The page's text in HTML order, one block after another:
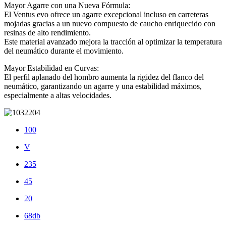
Mayor Agarre con una Nueva Fórmula:
El Ventus evo ofrece un agarre excepcional incluso en carreteras
mojadas gracias a un nuevo compuesto de caucho enriquecido con
resinas de alto rendimiento.
Este material avanzado mejora la tracción al optimizar la temperatura
del neumático durante el movimiento.
Mayor Estabilidad en Curvas:
El perfil aplanado del hombro aumenta la rigidez del flanco del
neumático, garantizando un agarre y una estabilidad máximos,
especialmente a altas velocidades.
100
V
235
45
20
68db